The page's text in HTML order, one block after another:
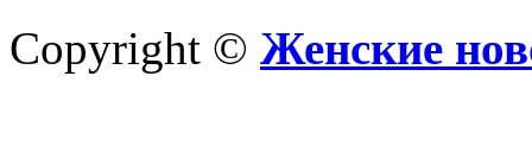
Copyright © Женские